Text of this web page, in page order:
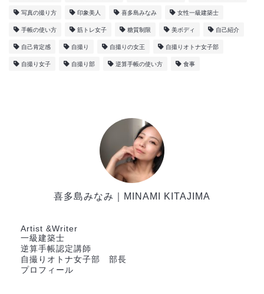
写真の撮り方 印象美人 喜多島みなみ 女性一級建築士
手帳の使い方 筋トレ女子 糖質制限 美ボディ 自己紹介
自己肯定感 自撮り 自撮りの女王 自撮りオトナ女子部
自撮り女子 自撮り部 逆算手帳の使い方 食事
喜多島みなみ｜MINAMI KITAJIMA
Artist &Writer
一級建築士
逆算手帳認定講師
自撮りオトナ女子部 部長
プロフィール